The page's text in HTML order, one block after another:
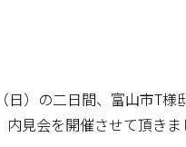
日）の二日間、富山市T様
見会を開催させて頂きま